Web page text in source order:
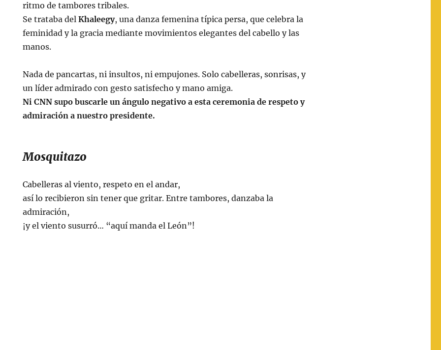
ritmo de tambores tribales.
Se trataba delKhaleegy, una danza femenina típica persa, que celebra la
feminidad y la gracia mediante movimientos elegantes del cabello y las
manos.
Nada de pancartas, ni insultos, ni empujones. Solo cabelleras, sonrisas, y
un líder admirado con gesto satisfecho y mano amiga.
Ni CNN supo buscarle un ángulo negativo a esta ceremonia de respeto y
admiración a nuestro presidente.
Mosquitazo
Cabelleras al viento, respeto en el andar,
así lo recibieron sin tener que gritar. Entre tambores, danzaba la
admiración,
¡y el viento susurró… “aquí manda el León”!